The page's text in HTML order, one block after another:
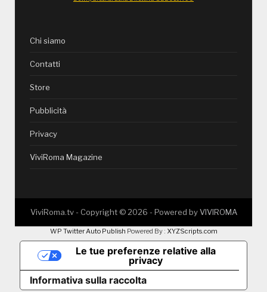
Chi siamo
Contatti
Store
Pubblicità
Privacy
ViviRoma Magazine
ViviRoma.tv - Copyright © 2026 - Powered byVIVIROMA
WP Twitter Auto Publish Powered By : XYZScripts.com
Informativa sulla raccolta
Le tue preferenze relative alla
privacy